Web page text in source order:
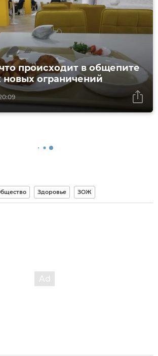
происходит в общепите
новых ограничений
Здоровье ЗОЖ